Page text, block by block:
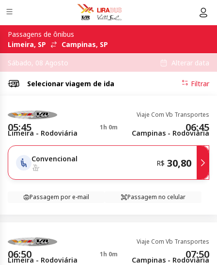
Passagens de ônibus
Limeira, SP
Campinas, SP
Sábado, 08 Agosto
Alterar data
Selecionar viagem de ida Filtrar
Viaje Com Vb Transportes
05:45 1h 0m 06:45
Limeira - Rodoviária Campinas - Rodoviária
Convencional R$ 30,80
Passagem por e-mail Passagem no celular
Viaje Com Vb Transportes
06:50 1h 0m 07:50
Limeira - Rodoviária Campinas - Rodoviária